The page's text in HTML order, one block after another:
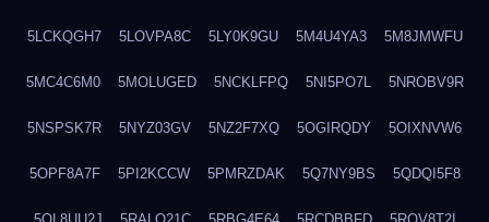
5LCKQGH7 5LOVPA8C 5LY0K9GU 5M4U4YA3 5M8JMWFU
5MC4C6M0 5MOLUGED 5NCKLFPQ 5NI5PO7L 5NROBV9R
5NSPSK7R 5NYZ03GV 5NZ2F7XQ 5OGIRQDY 5OIXNVW6
5OPF8A7F 5PI2KCCW 5PMRZDAK 5Q7NY9BS 5QDQI5F8